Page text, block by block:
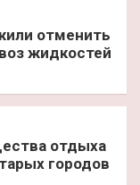
отменить
жидкостей
отдыха
городов